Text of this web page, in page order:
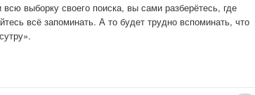
выборку своего поиска, вы сами разберётесь, где
всё запоминать. А то будет трудно вспоминать, что